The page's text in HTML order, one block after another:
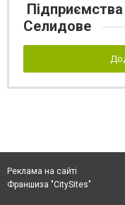
Селидове
Реклама на сайті
Франшиза "CitySites"